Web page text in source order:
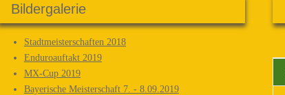
Bildergalerie
Stadtmeisterschaften 2018
Enduroauftakt 2019
MX-Cup 2019
Bayerische Meisterschaft 7. - 8.09.2019